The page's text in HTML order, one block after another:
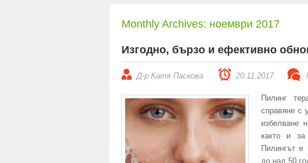
Monthly Archives: ноември 2017
Изгодно, бързо и ефективно
Д-р Катя Паскова 20.11.2017
Пилинг
справяне с
избелване
както и за
Пилингът е
до над 50